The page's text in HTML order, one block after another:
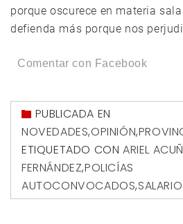
porque oscurece en materia
defienda más porque nos
Comentar con Facebook
PUBLICADA EN
NOVEDADES,OPINIÓN,
ETIQUETADO CON ARIEL
FERNÁNDEZ,POLICÍAS
AUTOCONVOCADOS,